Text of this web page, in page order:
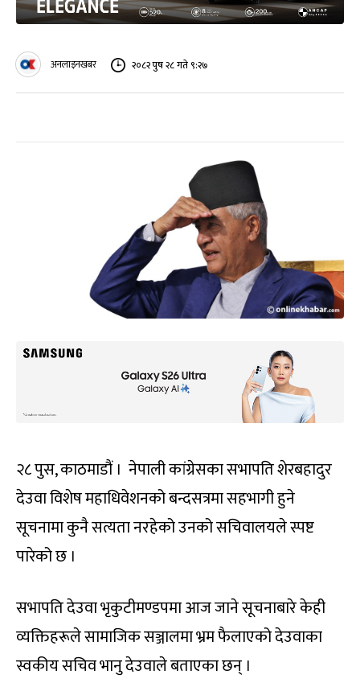
अनलाइनखबर २०८२ पुष २८ गते ९:२७
२८ पुस, काठमाडौं । नेपाली कांग्रेसका सभापति शेरबहादुर
देउवा विशेष महाधिवेशनको बन्दसत्रमा सहभागी हुने
सूचनामा कुनै सत्यता नरहेको उनको सचिवालयले स्पष्ट
पारेको छ ।
सभापति देउवा भृकुटीमण्डपमा आज जाने सूचनाबारे केही
व्यक्तिहरूले सामाजिक सञ्जालमा भ्रम फैलाएको देउवाका
स्वकीय सचिव भानु देउवाले बताएका छन् ।